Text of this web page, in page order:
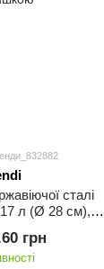
сталі
л (Ø 28 см),
грн